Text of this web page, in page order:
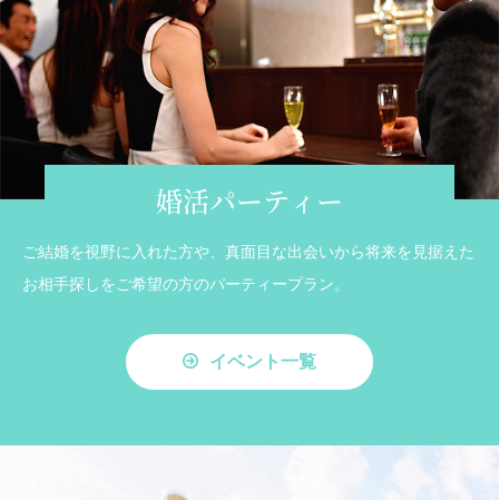
婚活パーティー
ご結婚を視野に入れた方や、真面目な出会いから将来を見据えた
お相手探しをご希望の方のパーティープラン。
イベント一覧